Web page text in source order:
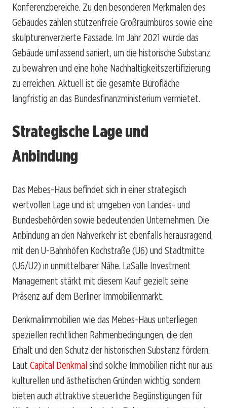
Konferenzbereiche. Zu den besonderen Merkmalen des
Gebäudes zählen stützenfreie Großraumbüros sowie eine
skulpturenverzierte Fassade. Im Jahr 2021 wurde das
Gebäude umfassend saniert, um die historische Substanz
zu bewahren und eine hohe Nachhaltigkeitszertifizierung
zu erreichen. Aktuell ist die gesamte Bürofläche
langfristig an das Bundesfinanzministerium vermietet.
Strategische Lage und
Anbindung
Das Mebes-Haus befindet sich in einer strategisch
wertvollen Lage und ist umgeben von Landes- und
Bundesbehörden sowie bedeutenden Unternehmen. Die
Anbindung an den Nahverkehr ist ebenfalls herausragend,
mit den U-Bahnhöfen Kochstraße (U6) und Stadtmitte
(U6/U2) in unmittelbarer Nähe. LaSalle Investment
Management stärkt mit diesem Kauf gezielt seine
Präsenz auf dem Berliner Immobilienmarkt.
Denkmalimmobilien wie das Mebes-Haus unterliegen
speziellen rechtlichen Rahmenbedingungen, die den
Erhalt und den Schutz der historischen Substanz fördern.
Laut Capital Denkmalsind solche Immobilien nicht nur aus
kulturellen und ästhetischen Gründen wichtig, sondern
bieten auch attraktive steuerliche Begünstigungen für